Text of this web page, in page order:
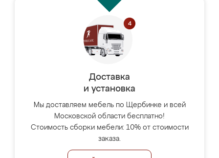
Доставка
и установка
Мы доставляем мебель по Щербинке и всей
Московской области бесплатно!
Стоимость сборки мебели: 10% от стоимости
заказа.